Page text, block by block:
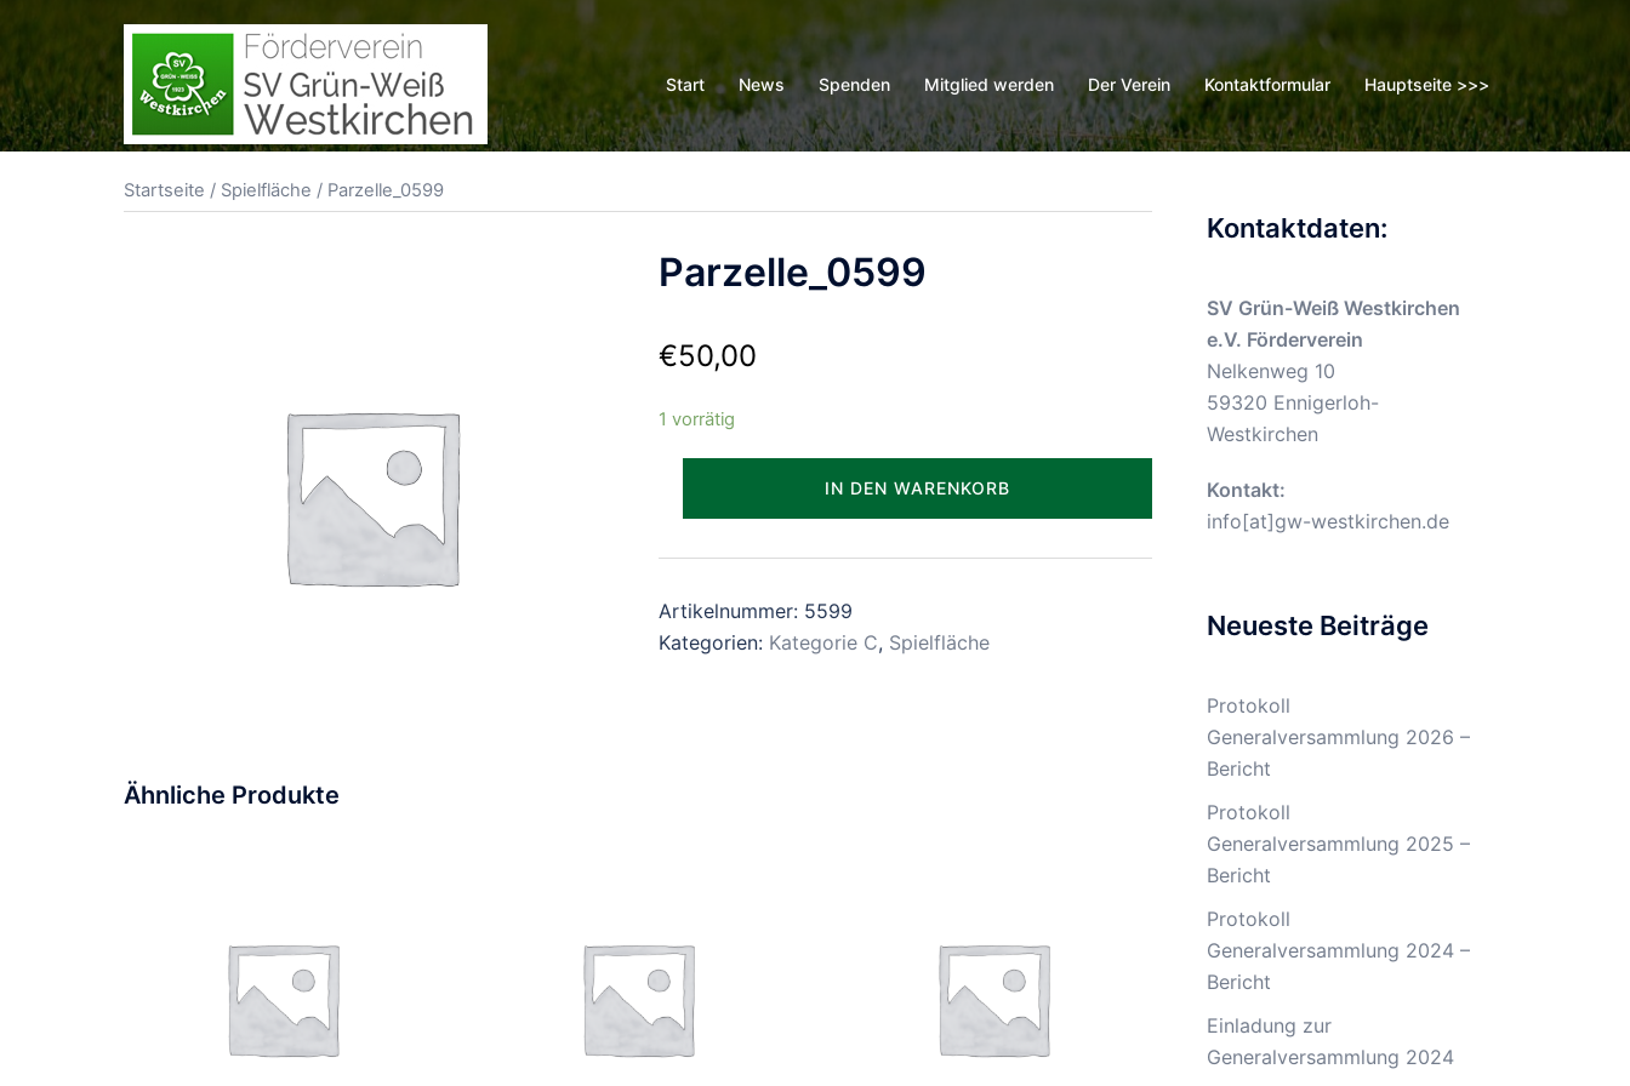
springen
Start News Spenden Mitglied werden Der Verein Kontaktformular Hauptseite >>>
Startseite / Spielfläche / Parzelle_0599
Parzelle_0599
€50,00
1 vorrätig
IN DEN WARENKORB
Artikelnummer: 5599
Kategorien: Kategorie C, Spielfläche
Ähnliche Produkte
Kontaktdaten:
SV Grün-Weiß Westkirchen
e.V. Förderverein
Nelkenweg 10
59320 Ennigerloh-
Westkirchen
Kontakt:
info[at]gw-westkirchen.de
Neueste Beiträge
Protokoll
Generalversammlung 2026 –
Bericht
Protokoll
Generalversammlung 2025 –
Bericht
Protokoll
Generalversammlung 2024 –
Bericht
Einladung zur
Generalversammlung 2024